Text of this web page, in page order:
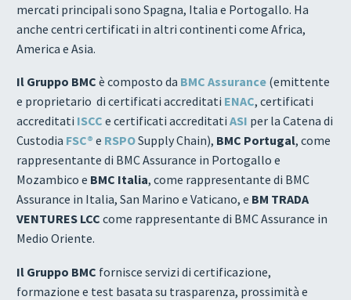
mercati principali sono Spagna, Italia e Portogallo. Ha
anche centri certificati in altri continenti come Africa,
America e Asia.
Il Gruppo BMC è composto da BMC Assurance (emittente
e proprietario di certificati accreditati ENAC, certificati
accreditati ISCC e certificati accreditati ASI per la Catena di
Custodia FSC® e RSPOSupply Chain), BMC Portugal, come
rappresentante di BMC Assurance in Portogallo e
Mozambico e BMC Italia, come rappresentante di BMC
Assurance in Italia, San Marino e Vaticano, e BM TRADA
VENTURES LCC come rappresentante di BMC Assurance in
Medio Oriente.
Il Gruppo BMC fornisce servizi di certificazione,
formazione e test basata su trasparenza, prossimità e